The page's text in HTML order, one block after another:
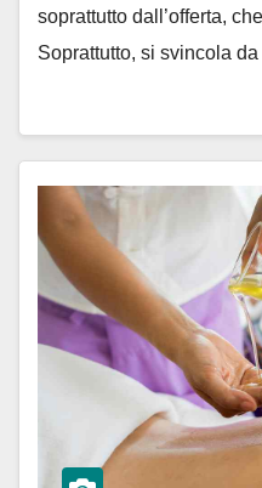
soprattutto dall’offerta,
Soprattutto, si svincola